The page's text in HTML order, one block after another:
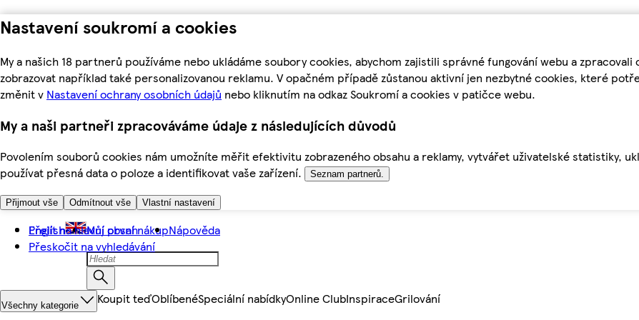
Nastavení soukromí a cookies
My a našich 18 partnerů používáme nebo ukládáme soubory cookies, abychom zajistili správné fungování webu a
zobrazovat například také personalizovanou reklamu. V opačném případě zůstanou aktivní jen nezbytné cookies, které
změnit v Nastavení ochrany osobních údajů nebo kliknutím na odkaz Soukromí a cookies v patičce webu.
My a naši partneři zpracováváme údaje z následujících důvodů
Povolením souborů cookies nám umožníte měřit efektivitu zobrazeného obsahu a reklamy, vytvářet uživatelské statistiky,
používat přesná data o poloze a identifikovat vaše zařízení.
Seznam partnerů.
Přijmout vše Odmítnout vše Vlastní nastavení
Přejít na hlavní obsah
Přeskočit na vyhledávání
English Můj první nákupNápověda
Všechny kategorie Koupit teďOblíbenéSpeciální nabídkyOnline ClubInspiraceGrilování